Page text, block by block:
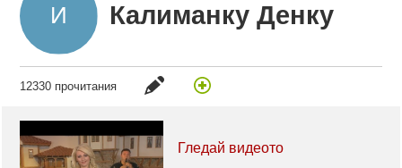
Калиманку Денку
12330 прочитания
Гледай видеото